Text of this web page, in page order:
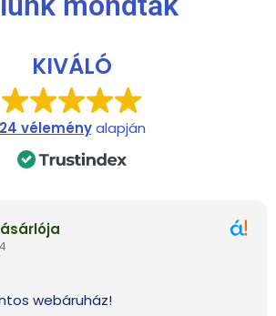
KIVÁLÓ
24 véleményalapján
webáruház!